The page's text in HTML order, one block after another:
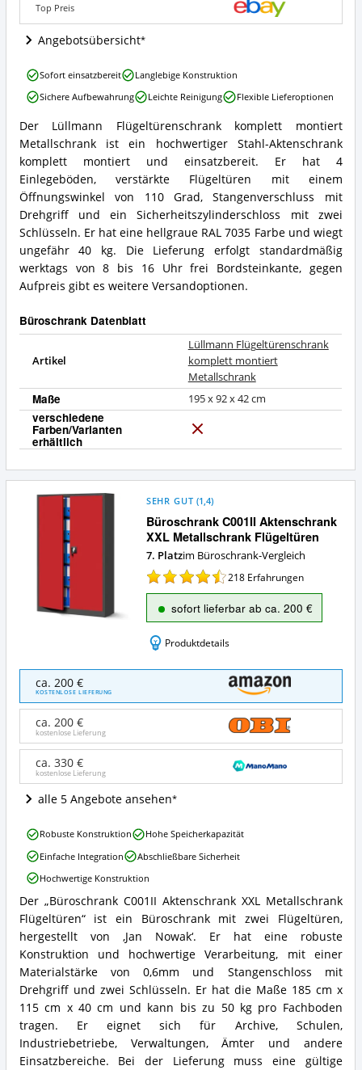
ist
dieser
Büroschrank
Top Preis
Angebotsübersicht
Lüllmann
Flügeltürenschrank
komplett
montiert
Metallschrank
Zusammenfassung:
Was
bietet
dieser
Büroschrank?
Der Lüllmann Flügeltürenschrank komplett montiert
Metallschrank ist ein hochwertiger Stahl-Aktenschrank
komplett montiert und einsatzbereit. Er hat 4
Einlegeböden, verstärkte Flügeltüren mit einem
Öffnungswinkel von 110 Grad, Stangenverschluss mit
Drehgriff und ein Sicherheitszylinderschloss mit zwei
Schlüsseln. Er hat eine hellgraue RAL 7035 Farbe und wiegt
ungefähr 40 kg. Die Lieferung erfolgt standardmäßig
werktags von 8 bis 16 Uhr frei Bordsteinkante, gegen
Aufpreis gibt es weitere Versandoptionen.
Büroschrank Datenblatt
Artikel
Lüllmann Flügeltürenschrank
komplett montiert
Metallschrank
Maße 195 x 92 x 42 cm
verschiedene
Farben/Varianten
erhältlich
N
e
i
n
Lüllmann
Flügeltürenschrank
komplett
Metallschrank
Vorteile:
Was
spricht
für
diesen
Büroschrank?
Sofort einsatzbereit
Langlebige Konstruktion
Sichere Aufbewahrung
Leichte Reinigung Flexible Lieferoptionen
Büroschrank C001II Aktenschrank
XXL Metallschrank Flügeltüren
SEHR GUT (1,4)
7. Platzim Büroschrank-Vergleich
218 Erfahrungen
sofort lieferbar ab ca. 200 €
Produktdetails
Büroschrank
C001II
Aktenschrank
XXL
Metallschrank
Flügeltüren
Angebote:
ist
dieser
erhältlich?
ca. 200 €
KOSTENLOSE LIEFERUNG
ca. 200 €
kostenlose Lieferung
ca. 330 €
kostenlose Lieferung
alle 5 Angebote ansehen
Büroschrank
C001II
Aktenschrank
XXL
Metallschrank
Flügeltüren
Zusammenfassung:
Was
bietet
dieser
Büroschrank?
Der „Büroschrank C001II Aktenschrank XXL Metallschrank
Flügeltüren“ ist ein Büroschrank mit zwei Flügeltüren,
hergestellt von ‚Jan Nowak‘. Er hat eine robuste
Konstruktion und hochwertige Verarbeitung, mit einer
Materialstärke von 0,6mm und Stangenschloss mit
Drehgriff und zwei Schlüsseln. Er hat die Maße 185 cm x
115 cm x 40 cm und kann bis zu 50 kg pro Fachboden
tragen. Er eignet sich für Archive, Schulen,
Industriebetriebe, Verwaltungen, Ämter und andere
Einsatzbereiche. Bei der Lieferung muss eine gültige
Büroschrank
C001II
Aktenschrank
XXL
Metallschrank
Flügeltüren
Vorteile:
Was
spricht
für
diesen
Büroschrank?
Robuste Konstruktion
Hohe Speicherkapazität
Einfache Integration
Abschließbare Sicherheit
Hochwertige Konstruktion